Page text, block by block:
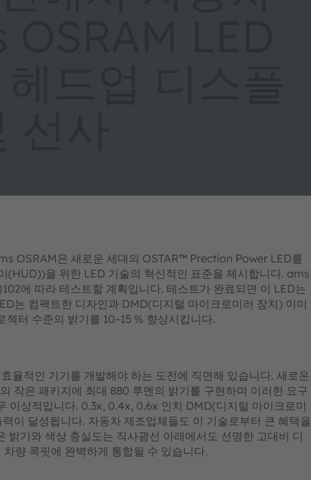
OSRAM은 새로운 세대의 OSTAR™ Prection Power LED를
(HUD))을 위한 LED 기술의 혁신적인 표준을 제시합니다. ams
에 따라 테스트할 계획입니다. 테스트가 완료되면 이 LED는
는 컴팩트한 디자인과 DMD(디지털 마이크로미러 장치) 이미
터 수준의 밝기를 10–15 % 향상시킵니다.
율적인 기기를 개발해야 하는 도전에 직면해 있습니다. 새로운
작은 패키지에 최대 880 루멘의 밝기를 구현하며 이러한 요구
이상적입니다. 0.3x, 0.4x, 0.6x 인치 DMD(디지털 마이크로미
이 달성됩니다. 자동차 제조업체들도 이 기술로부터 큰 혜택을
밝기와 색상 충실도는 직사광선 아래에서도 선명한 고대비 디
량 콕핏에 완벽하게 통합될 수 있습니다.